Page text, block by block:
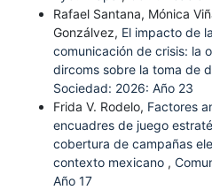
Rafael Santana, Mónica
Gonzálvez, El impacto de
comunicación de crisis: la
dircoms sobre la toma de
Sociedad: 2026: Año 23
Frida V. Rodelo, Factores
encuadres de juego
cobertura de campañas
contexto mexicano ,
Año 17